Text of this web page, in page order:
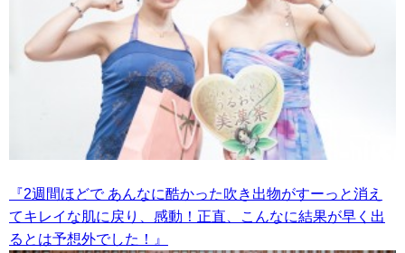
『2週間ほどで あんなに酷かった吹き出物がすーっと消え
てキレイな肌に戻り、感動！正直、こんなに結果が早く出
るとは予想外でした！』